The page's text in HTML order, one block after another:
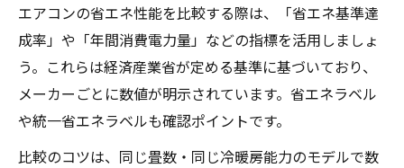
エアコンの省エネ性能を比較する際は、「省エネ基準達
成率」や「年間消費電力量」などの指標を活用しましょ
う。これらは経済産業省が定める基準に基づいており、
メーカーごとに数値が明示されています。省エネラベル
や統一省エネラベルも確認ポイントです。
比較のコツは、同じ畳数・同じ冷暖房能力のモデルで数